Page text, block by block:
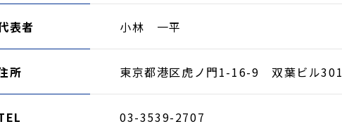
表者 小林 一平
所 東京都港区虎ノ門1-16-9 双葉ビル301
03-3539-2707